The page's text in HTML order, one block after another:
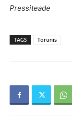
Pressiteade
TAGS Torunis